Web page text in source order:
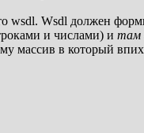
wsdl. Wsdl должен
и числами) и там
массив в который